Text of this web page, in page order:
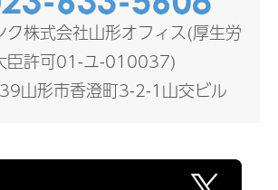
ク株式会社山形オフィス(厚生労
臣許可01-ユ-010037)
山形市香澄町3-2-1山交ビル